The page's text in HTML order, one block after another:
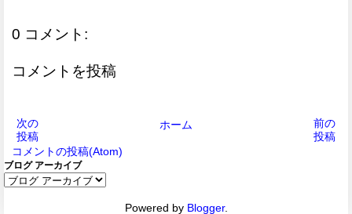
0 コメント:
コメントを投稿
次の
投稿
前の
投稿
ホーム
コメントの投稿(Atom)
ブログ アーカイブ
Powered by Blogger.